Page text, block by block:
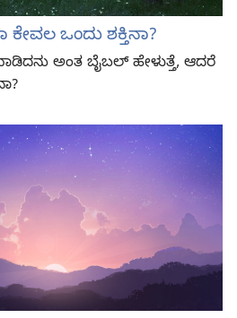
ಕೇವಲ ಒಂದು ಶಕ್ತಿನಾ?
ಅಂತ ಬೈಬಲ್‌ ಹೇಳುತ್ತೆ, ಆದರೆ